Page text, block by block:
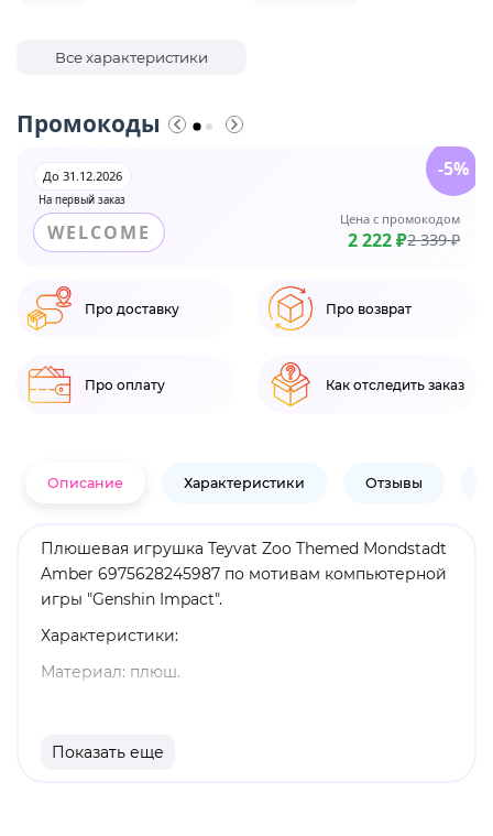
Все характеристики
Промокоды
На первый заказ
До 31.12.2026
WELCOME
Цена с промокодом
2 222 ₽2 339 ₽
-5%
Про доставку Про возврат
Про оплату Как отследить заказ
Описание Характеристики Отзывы
Плюшевая игрушка Teyvat Zoo Themed Mondstadt
Amber 6975628245987 по мотивам компьютерной
игры "Genshin Impact".
Характеристики:
Материал: плюш.
Показать еще